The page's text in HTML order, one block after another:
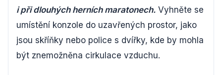
i při dlouhých herních maratonech. Vyhněte se
umístění konzole do uzavřených prostor, jako
jsou skříňky nebo police s dvířky, kde by mohla
být znemožněna cirkulace vzduchu.